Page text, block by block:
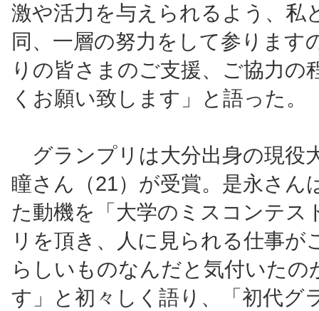
激や活力を与えられるよう、私
同、一層の努力をして参ります
りの皆さまのご支援、ご協力の
くお願い致します」と語った。
グランプリは大分出身の現役
瞳さん（21）が受賞。是永さん
た動機を「大学のミスコンテス
リを頂き、人に見られる仕事が
らしいものなんだと気付いたの
す」と初々しく語り、「初代グ